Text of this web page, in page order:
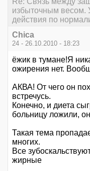
избыточным весом.
действия по
Chica
24 - 26.10.2010 - 18:23
ёжик в тумане!Я
ожирения нет.
АКВА! От чего он
встречусь.
Конечно, и диета
больницу ложили,
Такая тема
многих.
Все
жирные